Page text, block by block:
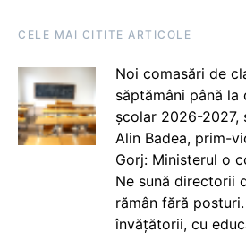
CELE MAI CITITE ARTICOLE
Noi comasări de
săptămâni până la
școlar 2026-2027,
Alin Badea, prim-
Gorj: Ministerul o
Ne sună directorii
rămân fără
învățătorii, cu